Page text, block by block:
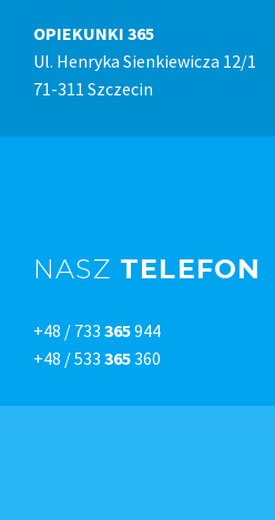
OPIEKUNKI 365
Ul. Henryka Sienkiewicza 12/1
71-311 Szczecin
NASZ TELEFON
+48 / 733 365944
+48 / 533 365360